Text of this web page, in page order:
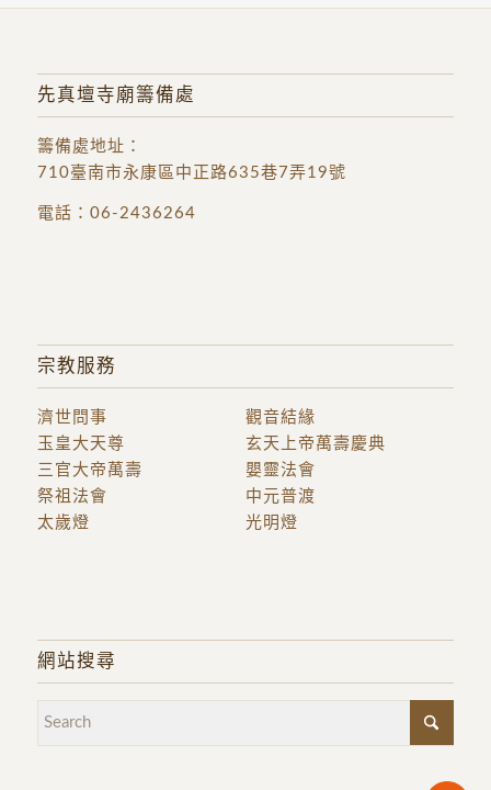
先真壇寺廟籌備處
籌備處地址 ：
710臺南市永康區中正路635巷7弄19號
電話： 06-2436264
宗教服務
濟世問事
觀音結緣
玉皇大天尊
三官大帝萬壽
玄天上帝萬壽慶典
嬰靈法會
祭祖法會
中元普渡
太歲燈
光明燈
網站搜尋